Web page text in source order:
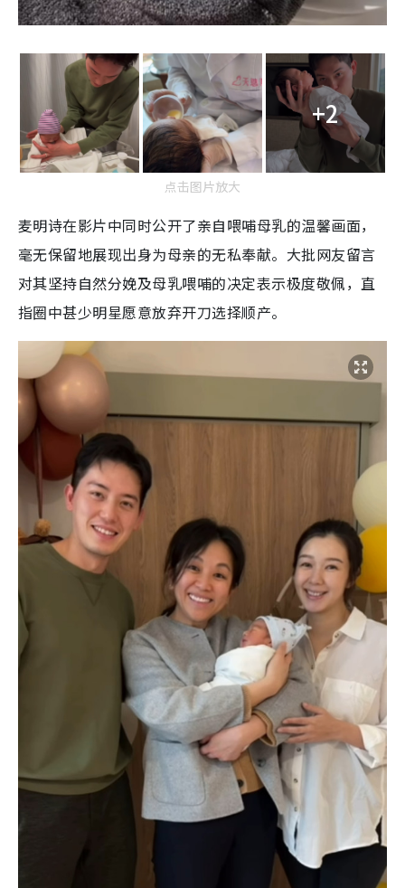
+2
点击图片放大
麦明诗在影片中同时公开了亲自喂哺母乳的温馨画面，
毫无保留地展现出身为母亲的无私奉献。大批网友留言
对其坚持自然分娩及母乳喂哺的决定表示极度敬佩，直
指圈中甚少明星愿意放弃开刀选择顺产。